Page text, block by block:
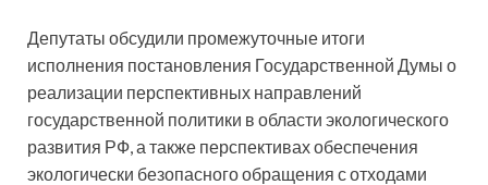
Депутаты обсудили промежуточные итоги
исполнения постановления Государственной Думы о
реализации перспективных направлений
государственной политики в области экологического
развития РФ, а также перспективах обеспечения
экологически безопасного обращения сотходами